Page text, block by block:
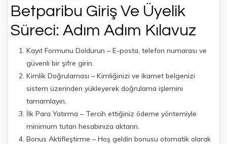
Betparibu Giriş Ve Üyelik
Süreci: Adım Adım Kılavuz
Kayıt Formunu Doldurun – E-posta, telefon numarası ve
güvenli bir şifre girin.
Kimlik Doğrulaması – Kimliğinizi ve ikamet belgenizi
sistem üzerinden yükleyerek doğrulama işlemini
tamamlayın.
İlk Para Yatırma – Tercih ettiğiniz ödeme yöntemiyle
minimum tutarı hesabınıza aktarın.
Bonus Aktifleştirme – Hoş geldin bonusu otomatik olarak